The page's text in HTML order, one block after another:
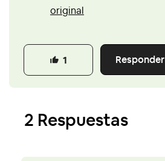
original
Responder
1
2 Respuestas